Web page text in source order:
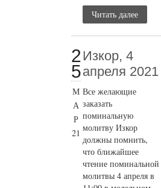
Читать далее
2
5
М
А
Р
21
Изкор, 4
апреля 2021
Все желающие
заказать
поминальную
молитву Изкор
должны помнить,
что ближайшее
чтение поминальной
молитвы 4 апреля в